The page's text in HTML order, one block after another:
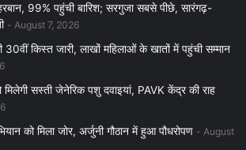
99% पहुंची बारिश; सरगुजा सबसे पीछे, सारंगढ़-
August 7, 2026
30वीं किस्त जारी, लाखों महिलाओं के खातों में पहुंची सम्मान
मिलेगी सस्ती जेनेरिक पशु दवाइयां, PAVK केंद्र की राह
को मिला जोर, अर्जुनी गौठान में हुआ पौधरोपण
August